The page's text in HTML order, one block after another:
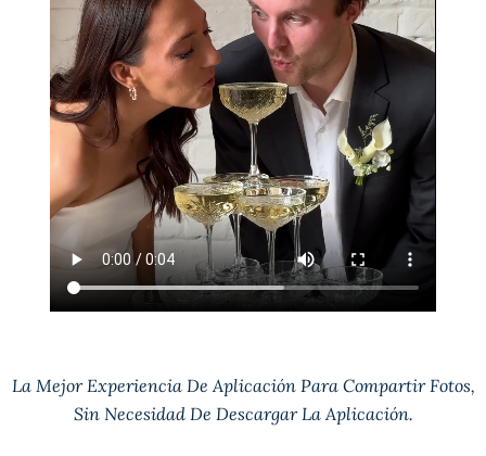
La Mejor Experiencia De Aplicación Para Compartir Fotos,
Sin Necesidad De Descargar La Aplicación.